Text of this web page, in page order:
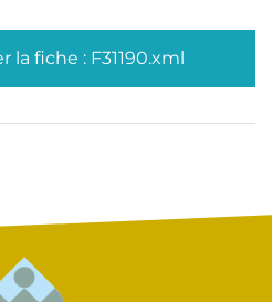
fiche : F31190.xml